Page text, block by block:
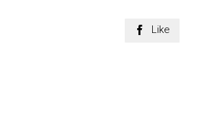
 Like